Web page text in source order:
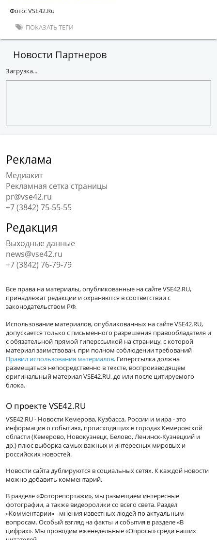
Фото: VSE42.Ru
ПОКАЗАТЬ ТЕГИ
Новости Партнеров
Загрузка...
Реклама
Медиакит
Рекламная сетка страницы
pr@vse42.ru
+7 (3842) 75-55-55
Редакция
Выходные данные
news@vse42.ru
+7 (3842) 76-79-79
Все права на материалы, опубликованные на сайте VSE42.RU,
принадлежат редакции и охраняются в соответствии с
законодательством РФ.
Использование материалов, опубликованных на сайте VSE42.RU,
допускается только с письменного разрешения правообладателя и
с обязательной прямой гиперссылкой на страницу, с которой
материал заимствован, при полном соблюдении требований
Правил использования материалов. Гиперссылка должна
размещаться непосредственно в тексте, воспроизводящем
оригинальный материал VSE42.RU, до или после цитируемого
блока.
О проекте VSE42.RU
VSE42.RU - Новости Кемерова, Кузбасса, России и мира - это
информация о событиях, происходящих в городах Кемеровской
области (Кемерово, Новокузнецк, Белово, Ленинск-Кузнецкий и
др.) плюс выборка самых важных и интересных мировых и
российских новостей.
Новости сайта дублируются в социальных сетях. К каждой новости
можно добавить комментарий.
В разделе «Фоторепортажи», мы размещаем интересные
фотографии, а также видеоролики со всего света. Раздел
«Комментарии» - мнения известных людей по актуальным
вопросам. Особый взгляд на факты и события в разделе «В
цифрах». Мы проводим еженедельные «Опросы» среди наших